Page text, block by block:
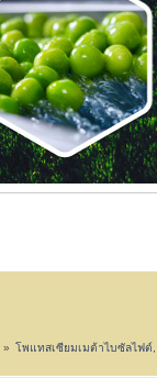
» โพแทสเซียมเมต้าไบซัลไฟต์